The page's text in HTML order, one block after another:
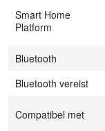
Smart Home
Platform
Bluetooth
Bluetooth vereist
Compatibel met